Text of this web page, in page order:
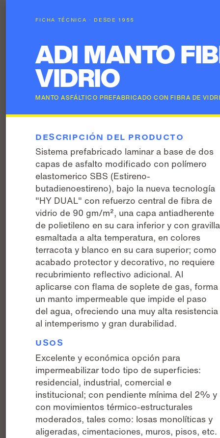
FICHA TÉCNICA · DESDE 1955
ADI MANTO
VIDRIO
MANTO ASFÁLTICO PREFABRICADO CON FIBRA DE
DESCRIPCIÓN DEL PRODUCTO
Sistema prefabricado laminar a base de dos
capas de asfalto modificado con polímero
elastomerico SBS (Estireno-
butadienoestireno), bajo la nueva tecnología
"HY DUAL" con refuerzo central de fibra de
vidrio de 90 gm/m², una capa antiadherente
de polietileno en su cara inferior y con gravilla
esmaltada a alta temperatura, en colores
terracota y blanco en su cara superior; como
acabado protector y decorativo, no requiere
recubrimiento reflectivo adicional. Al
aplicarse con flama de soplete de gas, forma
un manto impermeable que impide el paso
del agua, ofreciendo una muy alta resistencia
al intemperismo y gran durabilidad.
USOS
Excelente y económica opción para
impermeabilizar todo tipo de superficies:
residencial, industrial, comercial e
institucional; con pendiente mínima del 2% y
con movimientos térmico-estructurales
moderados, tales como: losas monolíticas y
aligeradas, cimentaciones, muros, pisos, etc.